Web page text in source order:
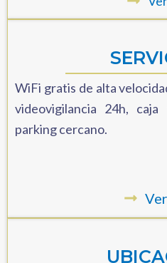
WiFi gratis de alta
videovigilancia 24h,
parking cercano.